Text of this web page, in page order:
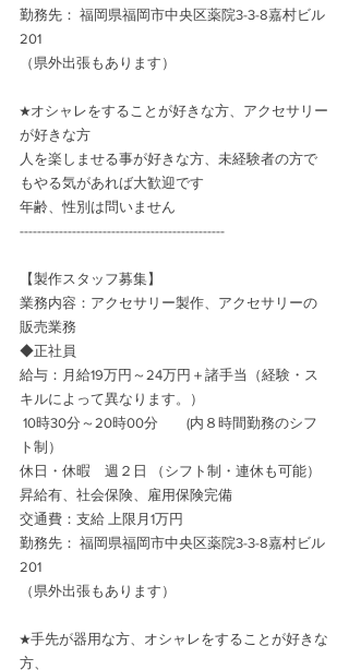
勤務先： 福岡県福岡市中央区薬院3-3-8嘉村ビル
201
（県外出張もあります）
★オシャレをすることが好きな方、アクセサリー
が好きな方
人を楽しませる事が好きな方、未経験者の方で
もやる気があれば大歓迎です
年齢、性別は問いません
-----------------------------------------------
【製作スタッフ募集】
業務内容：アクセサリー製作、アクセサリーの
販売業務
◆正社員
給与：月給19万円～24万円＋諸手当（経験・ス
キルによって異なります。）
ト制）
休日・休暇　週２日 （シフト制・連休も可能）
昇給有、社会保険、雇用保険完備
交通費：支給 上限月1万円
勤務先： 福岡県福岡市中央区薬院3-3-8嘉村ビル
201
（県外出張もあります）
★手先が器用な方、オシャレをすることが好きな
方、